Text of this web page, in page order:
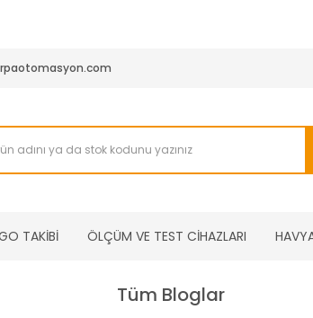
TAKİBİ ÖLÇÜM VE TEST CİHAZLARI
Tüm Bloglar